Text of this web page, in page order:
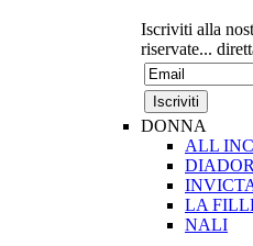
Iscriviti alla
riservate...
DONNA
ALL
LA
NALI